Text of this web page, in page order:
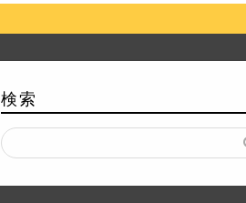
検索